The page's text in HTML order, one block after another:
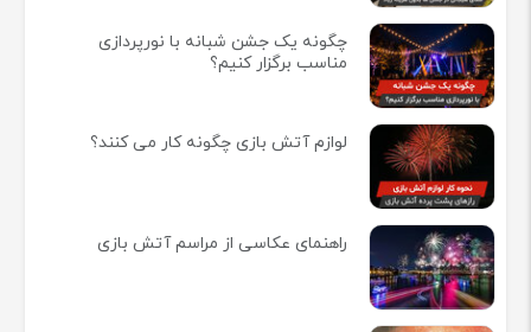
چگونه یک جشن شبانه با نورپردازی
مناسب برگزار کنیم؟
لوازم آتش بازی چگونه کار می کنند؟
راهنمای عکاسی از مراسم آتش بازی